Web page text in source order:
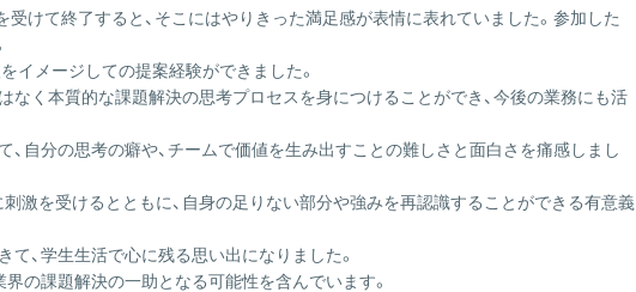
けて終了すると、そこにはやりきった満足感が表情に表れていました。参加した
イメージしての提案経験ができました。
く本質的な課題解決の思考プロセスを身につけることができ、今後の業務にも活
自分の思考の癖や、チームで価値を生み出すことの難しさと面白さを痛感しまし
激を受けるとともに、自身の足りない部分や強みを再認識することができる有意義
、学生生活で心に残る思い出になりました。
の課題解決の一助となる可能性を含んでいます。